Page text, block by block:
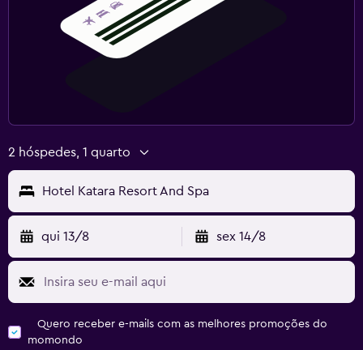
2 hóspedes, 1 quarto
Hotel Katara Resort And Spa
qui 13/8 sex 14/8
Quero receber e-mails com as melhores promoções do
momondo